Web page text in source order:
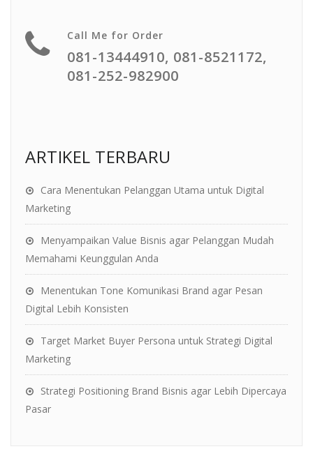
Call Me for Order
081-13444910, 081-8521172,
081-252-982900
ARTIKEL TERBARU
Cara Menentukan Pelanggan Utama untuk Digital
Marketing
Menyampaikan Value Bisnis agar Pelanggan Mudah
Memahami Keunggulan Anda
Menentukan Tone Komunikasi Brand agar Pesan
Digital Lebih Konsisten
Target Market Buyer Persona untuk Strategi Digital
Marketing
Strategi Positioning Brand Bisnis agar Lebih Dipercaya
Pasar